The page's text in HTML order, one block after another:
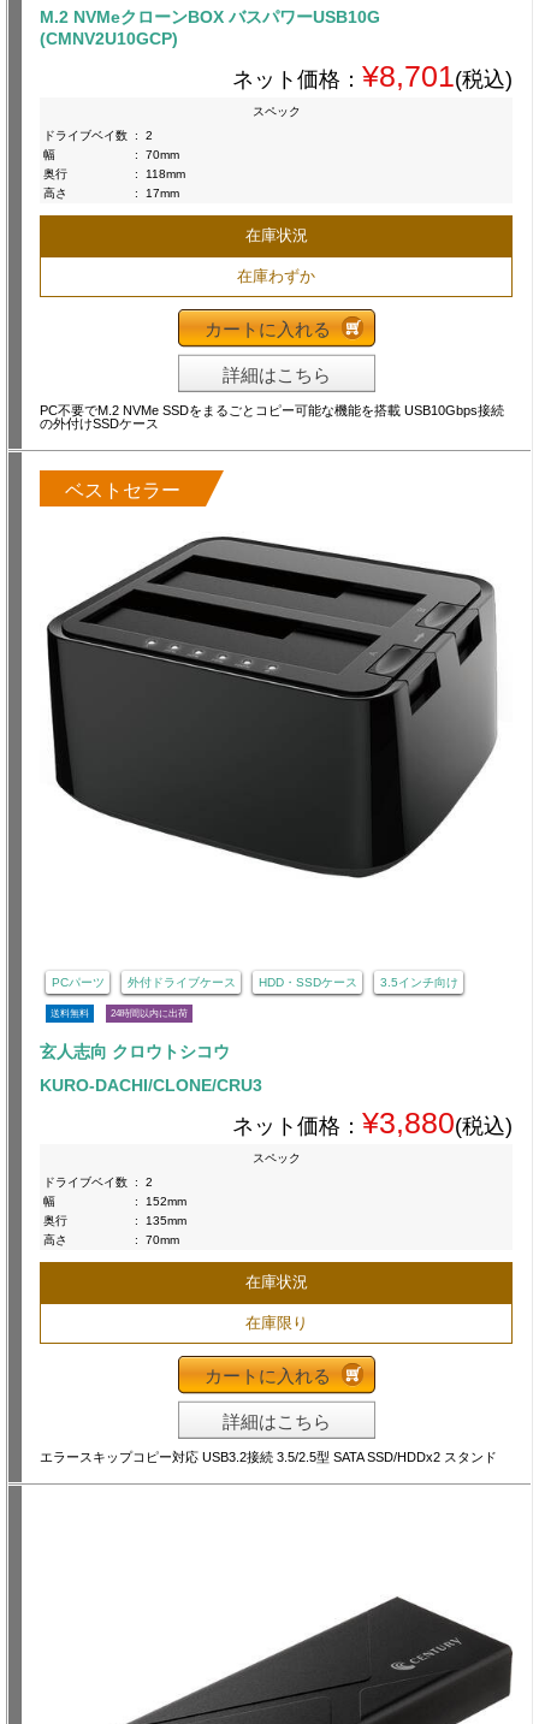
M.2 NVMeクローンBOX バスパワーUSB10G
(CMNV2U10GCP)
ネット価格： ¥8,701(税込)
スペック
ドライブベイ数 :
2
幅
:
70mm
奥行
:
118mm
高さ
: 17mm
在庫状況
在庫わずか
カートに入れる
詳細はこちら
PC不要でM.2 NVMe SSDをまるごとコピー可能な機能を搭載 USB10Gbps接続
の外付けSSDケース
ベストセラー
PCパーツ 外付ドライブケース HDD・SSDケース 3.5インチ向け
送料無料 24時間以内に出荷
玄人志向 クロウトシコウ
KURO-DACHI/CLONE/CRU3
ネット価格： ¥3,880(税込)
スペック
ドライブベイ数 :
2
幅
:
152mm
奥行
:
135mm
高さ
: 70mm
在庫状況
在庫限り
カートに入れる
詳細はこちら
エラースキップコピー対応 USB3.2接続 3.5/2.5型 SATA SSD/HDDx2 スタンド